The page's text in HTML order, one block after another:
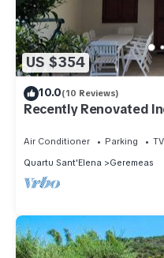
US $354
10.0(10 Reviews)
Recently Renovated
Air Conditioner Parking
TV
Quartu Sant'Elena
Geremeas